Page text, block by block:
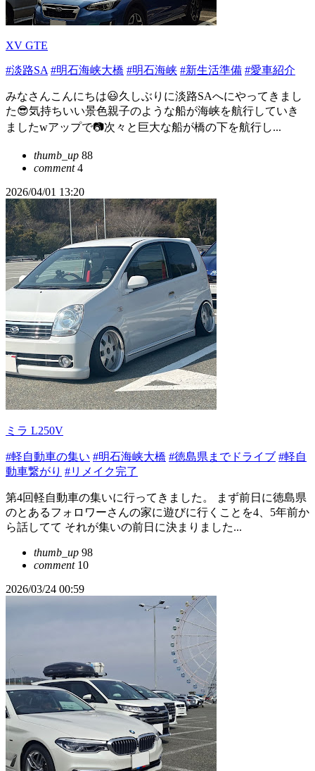
XV GTE
#淡路SA #明石海峡大橋 #明石海峡 #新生活準備 #愛車紹介
みなさんこんにちは😃久しぶりに淡路SAへにやってきまし
た😎気持ちいい景色親子のような船が海峡を航行していき
ましたwアップで📷次々と巨大な船が橋の下を航行し...
thumb_up 88
comment4
2026/04/01 13:20
ミラ L250V
#軽自動車の集い #明石海峡大橋 #徳島県までドライブ #軽自
動車繋がり #リメイク完了
第4回軽自動車の集いに行ってきました。 まず前日に徳島県
のとあるフォロワーさんの家に遊びに行くことを4、5年前か
ら話してて それが集いの前日に決まりました...
thumb_up 98
comment10
2026/03/24 00:59